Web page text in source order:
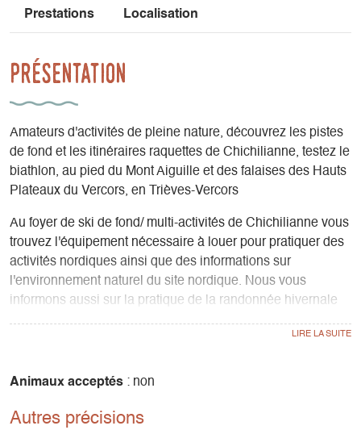
Prestations Localisation
Présentation
Amateurs d'activités de pleine nature, découvrez les pistes
de fond et les itinéraires raquettes de Chichilianne, testez le
biathlon, au pied du Mont Aiguille et des falaises des Hauts
Plateaux du Vercors, en Trièves-Vercors
Au foyer de ski de fond/ multi-activités de Chichilianne vous
trouvez l'équipement nécessaire à louer pour pratiquer des
activités nordiques ainsi que des informations sur
l'environnement naturel du site nordique. Nous vous
informons aussi sur la pratique de la randonnée hivernale
sur les Hauts-Plateaux et la réserve naturelle nationale et
les montagnes environnantes. La découverte du biathlon
neige? Au foyer vous trouvez des idées de balades, des
Animaux acceptés : non
Autres précisions